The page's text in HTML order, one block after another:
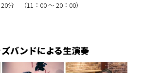
20分 （11：00 ～ 20：00）
バンドによる生演奏